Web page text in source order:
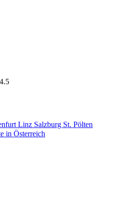
Linz Salzburg St. Pölten
in Österreich